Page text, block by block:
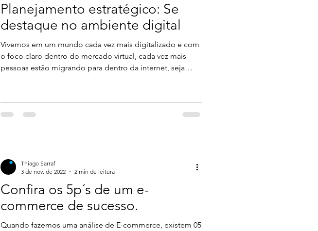
Planejamento estratégico: Se
destaque no ambiente digital
Vivemos em um mundo cada vez mais digitalizado e com
o foco claro dentro do mercado virtual, cada vez mais
pessoas estão migrando para dentro da internet, seja
próprio negócio para utilizar dessas ferramentas. O
problema é que muitos acreditam que, só de migrar para
Confira os 5p´s de um e-
commerce de sucesso.
Quando fazemos uma análise de E-commerce, existem 05
Thiago Sarraf
3 de nov. de 2022
2 min de leitura